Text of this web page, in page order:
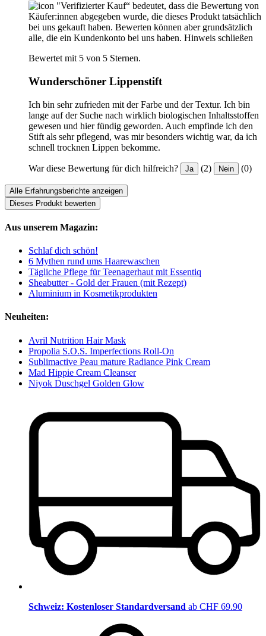
"Verifizierter Kauf“ bedeutet, dass die Bewertung von
Käufer:innen abgegeben wurde, die dieses Produkt tatsächlich
bei uns gekauft haben. Bewerten können aber grundsätzlich
alle, die ein Kundenkonto bei uns haben. Hinweis schließen
Bewertet mit 5 von 5 Sternen.
Wunderschöner Lippenstift
Ich bin sehr zufrieden mit der Farbe und der Textur. Ich bin
lange auf der Suche nach wirklich biologischen Inhaltsstoffen
gewesen und hier fündig geworden. Auch empfinde ich den
Stift als sehr pflegend, was mir besonders wichtig war, da ich
schnell trocknen Lippen bekomme.
War diese Bewertung für dich hilfreich? Ja (2) Nein (0)
Alle Erfahrungsberichte anzeigen
Dieses Produkt bewerten
Aus unserem Magazin:
Schlaf dich schön!
6 Mythen rund ums Haarewaschen
Tägliche Pflege für Teenagerhaut mit Essentiq
Sheabutter - Gold der Frauen (mit Rezept)
Aluminium in Kosmetikprodukten
Neuheiten:
Avril Nutrition Hair Mask
Propolia S.O.S. Imperfections Roll-On
Sublimactive Peau mature Radiance Pink Cream
Mad Hippie Cream Cleanser
Niyok Duschgel Golden Glow
Schweiz: Kostenloser Standardversand ab CHF 69.90